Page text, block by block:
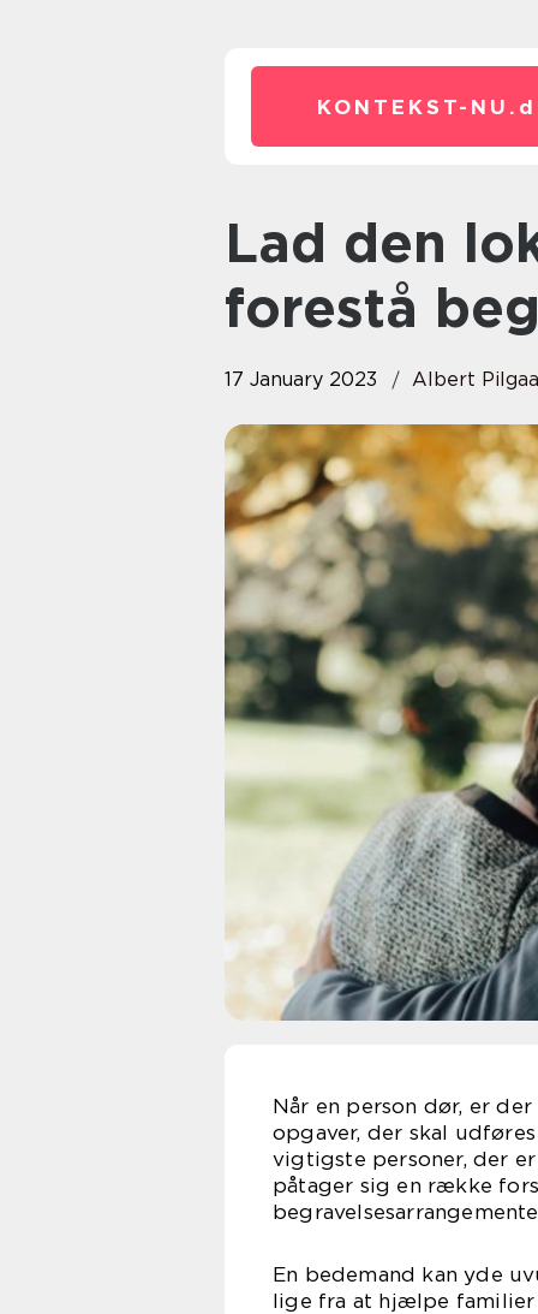
KONTEKST-NU.
Lad den lokale bedemand
forestå
17 January 2023 Albert
Når en person dør, er
opgaver, der skal
vigtigste personer, der
påtager sig en række
En bedemand kan yde
lige fra at hjælpe